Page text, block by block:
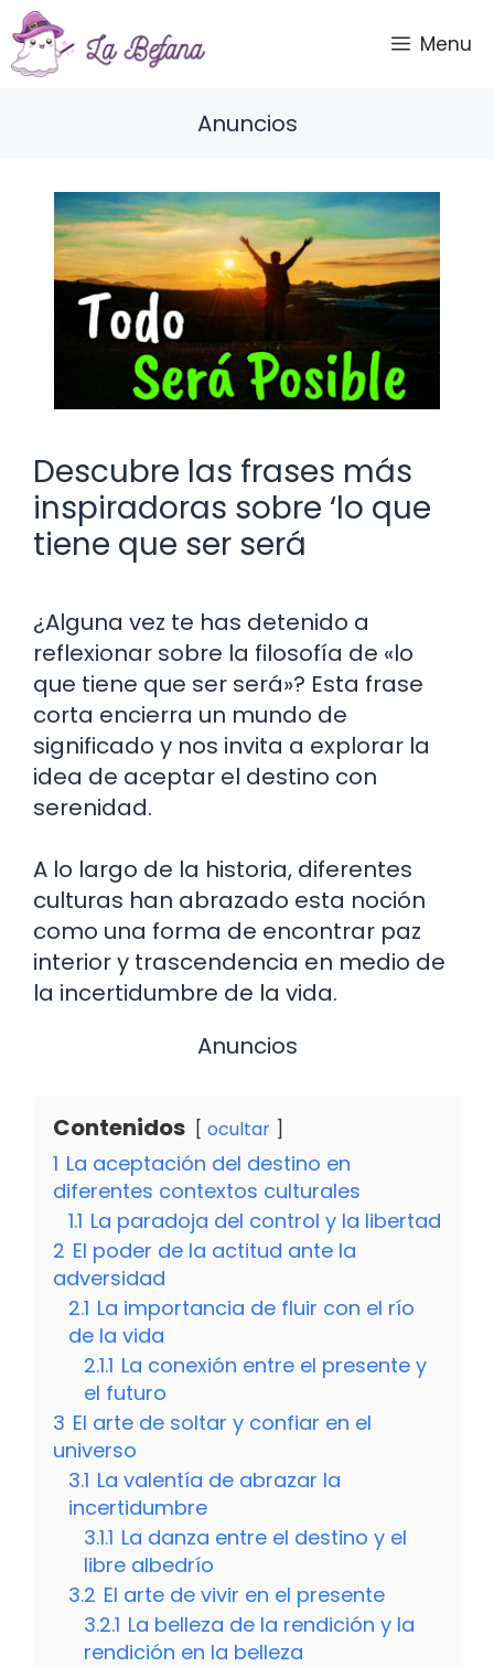
Saltar
al
contenido
Menu
Anuncios
Descubre las frases más
inspiradoras sobre ‘lo que
tiene que ser será
¿Alguna vez te has detenido a
reflexionar sobre la filosofía de «lo
que tiene que ser será»? Esta frase
corta encierra un mundo de
significado y nos invita a explorar la
idea de aceptar el destino con
serenidad.
A lo largo de la historia, diferentes
culturas han abrazado esta noción
como una forma de encontrar paz
interior y trascendencia en medio de
la incertidumbre de la vida.
Anuncios
Contenidos ocultar
1 La aceptación del destino en
diferentes contextos culturales
1.1 La paradoja del control y la libertad
2 El poder de la actitud ante la
adversidad
2.1 La importancia de fluir con el río
de la vida
2.1.1 La conexión entre el presente y
el futuro
3 El arte de soltar y confiar en el
universo
3.1 La valentía de abrazar la
incertidumbre
3.1.1 La danza entre el destino y el
libre albedrío
3.2 El arte de vivir en el presente
3.2.1 La belleza de la rendición y la
rendición en la belleza